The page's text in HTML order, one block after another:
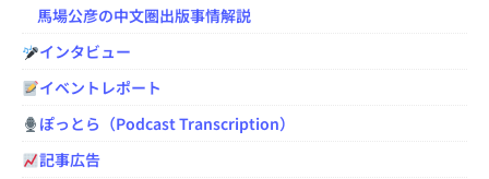
馬場公彦の中文圏出版事情解説
インタビュー
イベントレポート
ぽっとら（Podcast Transcription）
記事広告